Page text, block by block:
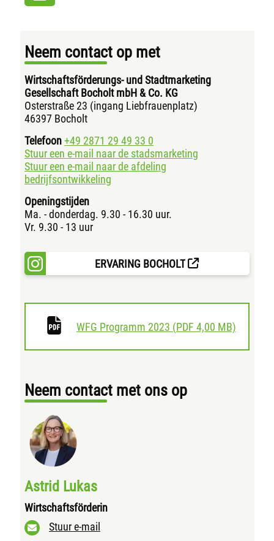
Neem contact op met
Wirtschaftsförderungs- und Stadtmarketing
Gesellschaft Bocholt mbH & Co. KG
Osterstraße 23 (ingang Liebfrauenplatz)
46397 Bocholt
Telefoon+49 2871 29 49 33 0
Stuur een e-mail naar de stadsmarketing
Stuur een e-mail naar de afdeling
bedrijfsontwikkeling
Openingstijden
Ma. - donderdag. 9.30 - 16.30 uur.
Vr. 9.30 - 13 uur
ERVARING BOCHOLT
WFG Programm 2023 (PDF 4,00 MB)
Neem contact met ons op
Astrid Lukas
Wirtschaftsförderin
Stuur e-mail